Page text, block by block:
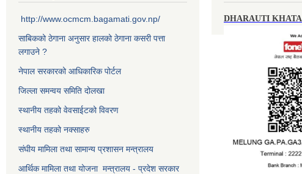
http://www.ocmcm.bagamati.gov.np/
साबिकको ठेगाना अनुसार हालको ठेगाना कसरी पत्ता
लगाउने ?
नेपाल सरकारको आधिकारिक पोर्टल
जिल्ला समन्वय समिति दोलखा
स्थानीय तहको वेवसाईटको विवरण
स्थानीय तहको नक्साहरु
संघीय मामिला तथा सामान्य प्रशासन मन्त्रालय
आर्थिक मामिला तथा योजना मन्त्रालय - प्रदेश सरकार
DHARAUTI KHATA